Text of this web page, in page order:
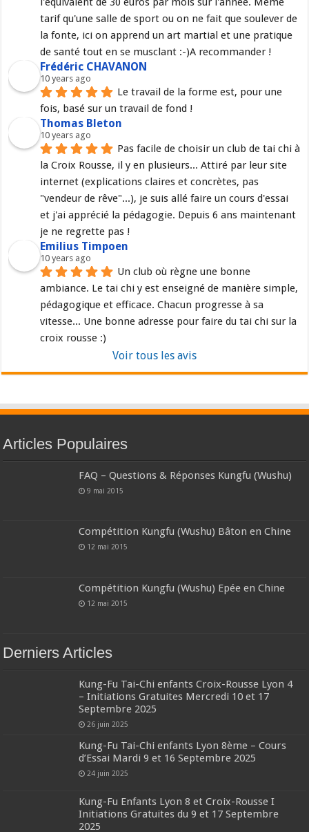
tarif qu'une salle de sport ou on ne fait que soulever de
la fonte, ici on apprend un art martial et une pratique
de santé tout en se musclant :-)A recommander !
Frédéric CHAVANON
10 years ago
Le travail de la forme est, pour une
fois, basé sur un travail de fond !
Thomas Bleton
10 years ago
Pas facile de choisir un club de tai chi à
la Croix Rousse, il y en plusieurs... Attiré par leur site
internet (explications claires et concrètes, pas
"vendeur de rêve"...), je suis allé faire un cours d'essai
et j'ai apprécié la pédagogie. Depuis 6 ans maintenant
je ne regrette pas !
Emilius Timpoen
10 years ago
Un club où règne une bonne
ambiance. Le tai chi y est enseigné de manière simple,
pédagogique et efficace. Chacun progresse à sa
vitesse... Une bonne adresse pour faire du tai chi sur la
croix rousse :)
Voir tous les avis
Articles Populaires
FAQ – Questions & Réponses Kungfu (Wushu)
9 mai 2015
Compétition Kungfu (Wushu) Bâton en Chine
12 mai 2015
Compétition Kungfu (Wushu) Epée en Chine
12 mai 2015
Derniers Articles
Kung-Fu Tai-Chi enfants Croix-Rousse Lyon 4
– Initiations Gratuites Mercredi 10 et 17
Septembre 2025
26 juin 2025
Kung-Fu Tai-Chi enfants Lyon 8ème – Cours
d’Essai Mardi 9 et 16 Septembre 2025
24 juin 2025
Kung-Fu Enfants Lyon 8 et Croix-Rousse I
Initiations Gratuites du 9 et 17 Septembre
2025